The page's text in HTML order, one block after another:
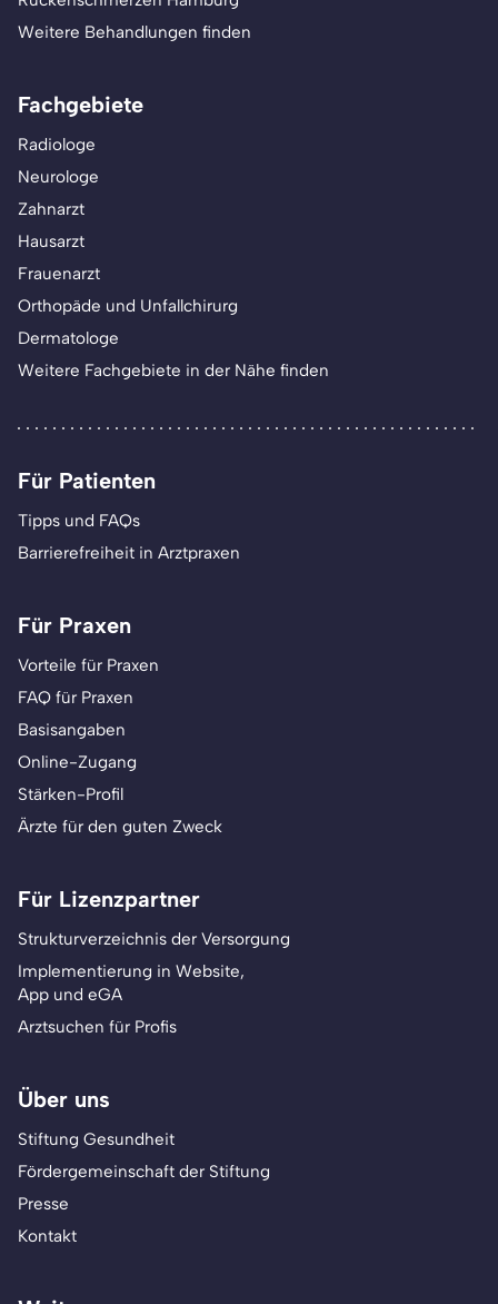
Weitere Behandlungen finden
Fachgebiete
Radiologe
Neurologe
Zahnarzt
Hausarzt
Frauenarzt
Orthopäde und Unfallchirurg
Dermatologe
Weitere Fachgebiete in der Nähe finden
Für Patienten
Tipps und FAQs
Barrierefreiheit in Arztpraxen
Für Praxen
Vorteile für Praxen
FAQ für Praxen
Basisangaben
Online-Zugang
Stärken-Profil
Ärzte für den guten Zweck
Für Lizenzpartner
Strukturverzeichnis der Versorgung
Implementierung in Website,
App und eGA
Arztsuchen für Profis
Über uns
Stiftung Gesundheit
Fördergemeinschaft der Stiftung
Presse
Kontakt